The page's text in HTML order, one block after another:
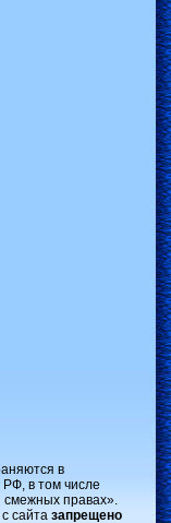
в
РФ, в том числе
смежных правах».
сайта запрещено